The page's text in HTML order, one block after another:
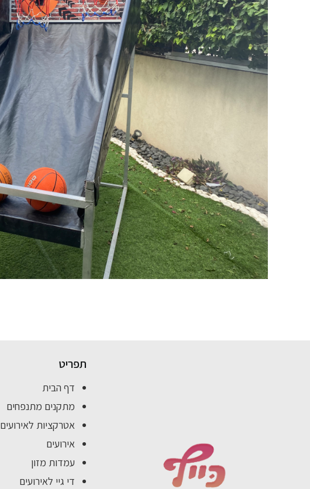
תפריט
דף הבית
מתקנים מתנפחים
אטרקציות לאירועים
אירועים
עמדות מזון
די גיי לאירועים